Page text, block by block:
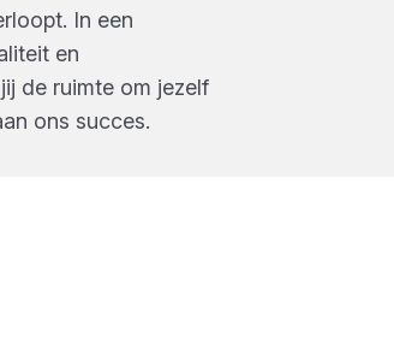
In een
en
de ruimte om jezelf
ons succes.